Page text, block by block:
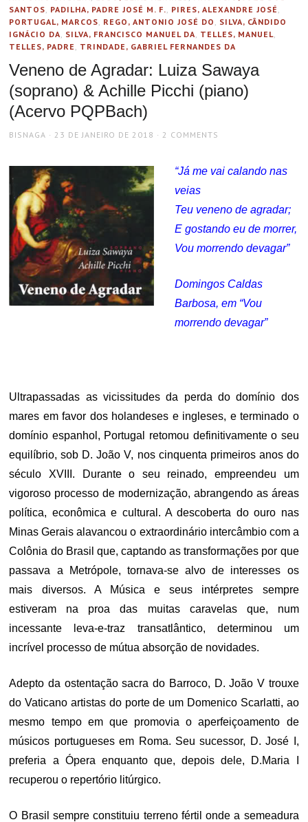
SANTOS, PADILHA, PADRE JOSÉ M. F., PIRES, ALEXANDRE JOSÉ ,
PORTUGAL, MARCOS, REGO, ANTONIO JOSÉ DO , SILVA, CÂNDIDO
IGNÁCIO DA, SILVA, FRANCISCO MANUEL DA, TELLES, MANUEL,
TELLES, PADRE , TRINDADE, GABRIEL FERNANDES DA
Veneno de Agradar: Luiza Sawaya
(soprano) & Achille Picchi (piano)
(Acervo PQPBach)
AUTHOR
BISNAGA
POSTED
23 DE JANEIRO DE 2018 2 COMMENTS
“Já me vai calando nas
veias
Teu veneno de agradar;
E gostando eu de morrer,
Vou morrendo devagar”
Domingos Caldas
Barbosa, em “Vou
morrendo devagar”
Ultrapassadas as vicissitudes da perda do domínio dos
mares em favor dos holandeses e ingleses, e terminado o
domínio espanhol, Portugal retomou definitivamente o seu
equilíbrio, sob D. João V, nos cinquenta primeiros anos do
século XVIII. Durante o seu reinado, empreendeu um
vigoroso processo de modernização, abrangendo as áreas
política, econômica e cultural. A descoberta do ouro nas
Minas Gerais alavancou o extraordinário intercâmbio com a
Colônia do Brasil que, captando as transformações por que
passava a Metrópole, tornava-se alvo de interesses os
mais diversos. A Música e seus intérpretes sempre
estiveram na proa das muitas caravelas que, num
incessante leva-e-traz transatlântico, determinou um
incrível processo de mútua absorção de novidades.
Adepto da ostentação sacra do Barroco, D. João V trouxe
do Vaticano artistas do porte de um Domenico Scarlatti, ao
mesmo tempo em que promovia o aperfeiçoamento de
músicos portugueses em Roma. Seu sucessor, D. José I,
preferia a Ópera enquanto que, depois dele, D.Maria I
recuperou o repertório litúrgico.
O Brasil sempre constituiu terreno fértil onde a semeadura